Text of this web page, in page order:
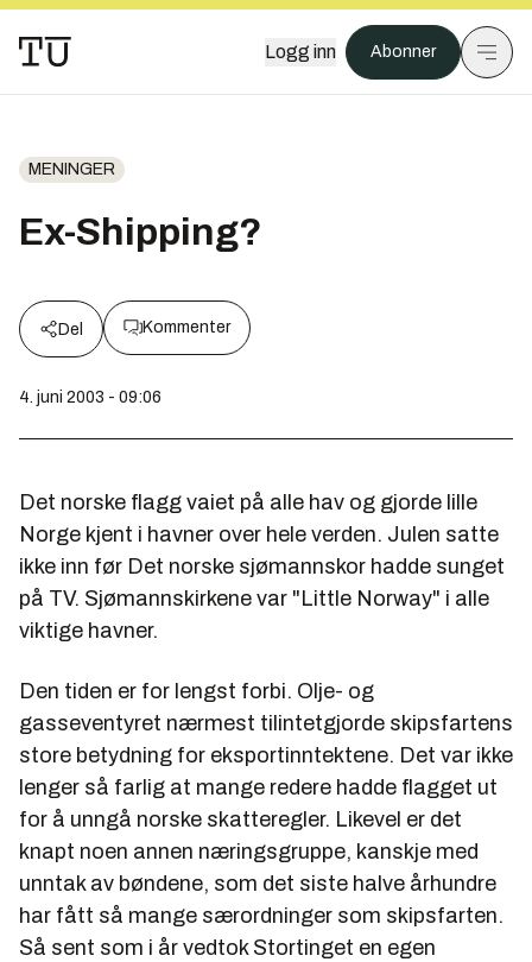
Logg inn Abonner
MENINGER
Ex-Shipping?
Del Kommenter
4. juni 2003 - 09:06
Det norske flagg vaiet på alle hav og gjorde lille
Norge kjent i havner over hele verden. Julen satte
ikke inn før Det norske sjømannskor hadde sunget
på TV. Sjømannskirkene var "Little Norway" i alle
viktige havner.
Den tiden er for lengst forbi. Olje- og
gasseventyret nærmest tilintetgjorde skipsfartens
store betydning for eksportinntektene. Det var ikke
lenger så farlig at mange redere hadde flagget ut
for å unngå norske skatteregler. Likevel er det
knapt noen annen næringsgruppe, kanskje med
unntak av bøndene, som det siste halve århundre
har fått så mange særordninger som skipsfarten.
Så sent som i år vedtok Stortinget en egen